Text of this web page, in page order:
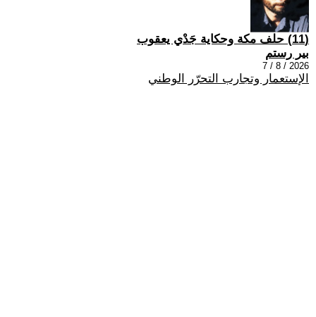
(11) حلف مكة وحكاية جَدْي يعقوب
بير رستم
2026 / 8 / 7
الإستعمار وتجارب التحرّر الوطني